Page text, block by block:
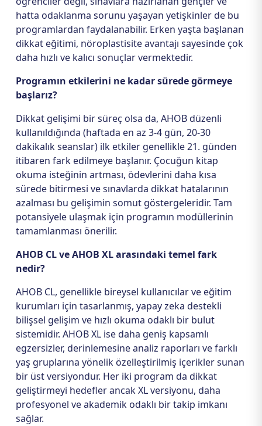
hatta odaklanma sorunu yaşayan yetişkinler de bu
programlardan faydalanabilir. Erken yaşta başlanan
dikkat eğitimi, nöroplastisite avantajı sayesinde çok
daha hızlı ve kalıcı sonuçlar vermektedir.
Programın etkilerini ne kadar sürede görmeye
başlarız?
Dikkat gelişimi bir süreç olsa da, AHOB düzenli
kullanıldığında (haftada en az 3-4 gün, 20-30
dakikalık seanslar) ilk etkiler genellikle 21. günden
itibaren fark edilmeye başlanır. Çocuğun kitap
okuma isteğinin artması, ödevlerini daha kısa
sürede bitirmesi ve sınavlarda dikkat hatalarının
azalması bu gelişimin somut göstergeleridir. Tam
potansiyele ulaşmak için programın modüllerinin
tamamlanması önerilir.
AHOB CL ve AHOB XL arasındaki temel fark
nedir?
AHOB CL, genellikle bireysel kullanıcılar ve eğitim
kurumları için tasarlanmış, yapay zeka destekli
bilişsel gelişim ve hızlı okuma odaklı bir bulut
sistemidir. AHOB XL ise daha geniş kapsamlı
egzersizler, derinlemesine analiz raporları ve farklı
yaş gruplarına yönelik özelleştirilmiş içerikler sunan
bir üst versiyondur. Her iki program da dikkat
geliştirmeyi hedefler ancak XL versiyonu, daha
profesyonel ve akademik odaklı bir takip imkanı
sağlar.